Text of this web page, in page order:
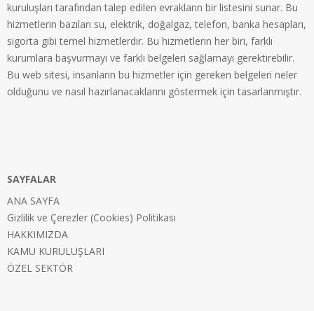
kuruluşları tarafından talep edilen evrakların bir listesini sunar. Bu
hizmetlerin bazıları su, elektrik, doğalgaz, telefon, banka hesapları,
sigorta gibi temel hizmetlerdir. Bu hizmetlerin her biri, farklı
kurumlara başvurmayı ve farklı belgeleri sağlamayı gerektirebilir.
Bu web sitesi, insanların bu hizmetler için gereken belgeleri neler
olduğunu ve nasıl hazırlanacaklarını göstermek için tasarlanmıştır.
SAYFALAR
ANA SAYFA
Gizlilik ve Çerezler (Cookies) Politikası
HAKKIMIZDA
KAMU KURULUŞLARI
ÖZEL SEKTÖR